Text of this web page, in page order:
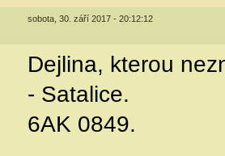
sobota, 30. září 2017 - 20:12:12
Dejlina, kterou
- Satalice.
6AK 0849.